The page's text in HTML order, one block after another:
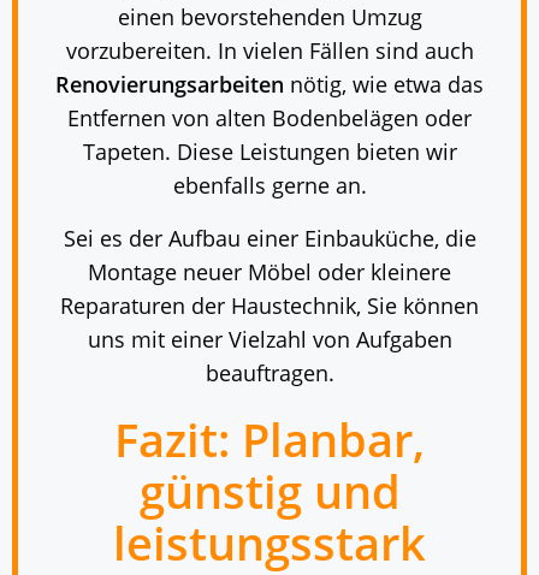
einen bevorstehenden Umzug
vorzubereiten. In vielen Fällen sind auch
Renovierungsarbeiten nötig, wie etwa das
Entfernen von alten Bodenbelägen oder
Tapeten. Diese Leistungen bieten wir
ebenfalls gerne an.
Sei es der Aufbau einer Einbauküche, die
Montage neuer Möbel oder kleinere
Reparaturen der Haustechnik, Sie können
uns mit einer Vielzahl von Aufgaben
beauftragen.
Fazit: Planbar,
günstig und
leistungsstark